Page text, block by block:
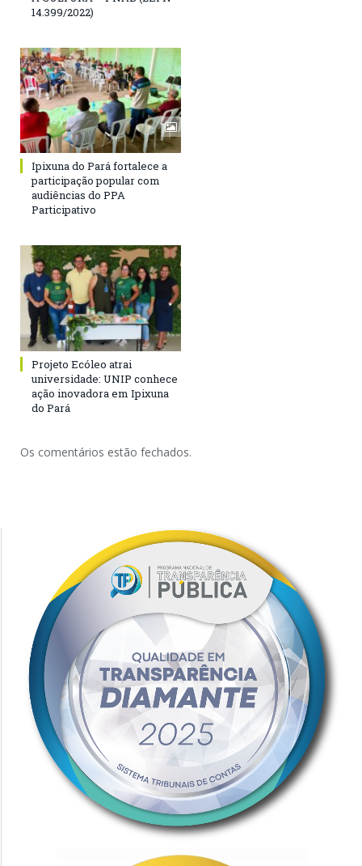
14.399/2022)
Ipixuna do Pará fortalece a
participação popular com
audiências do PPA
Participativo
Projeto Ecóleo atrai
universidade: UNIP conhece
ação inovadora em Ipixuna
do Pará
Os comentários estão fechados.